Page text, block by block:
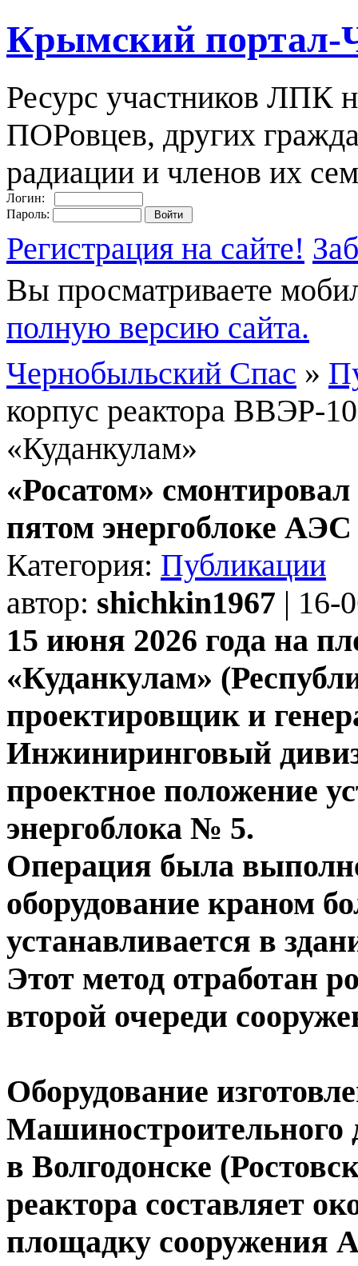
Крымский портал-
Ресурс участников ЛПК
ПОРовцев, других
радиации и членов их
Логин:
Пароль:
Регистрация на сайте!
Вы просматриваете
полную версию сайта.
Чернобыльский Спас »
корпус реактора ВВЭР-
«Куданкулам»
«Росатом»
пятом энергоблоке
Категория: Публикации
автор: shichkin1967 | 16-
15 июня 2026 года на
«Куданкулам»
проектировщик и
Инжиниринговый
проектное положение
энергоблока № 5.
Операция была
оборудование краном
устанавливается в
Этот метод отработан
второй очереди
Оборудование
Машиностроительного
в Волгодонске
реактора составляет
площадку сооружения